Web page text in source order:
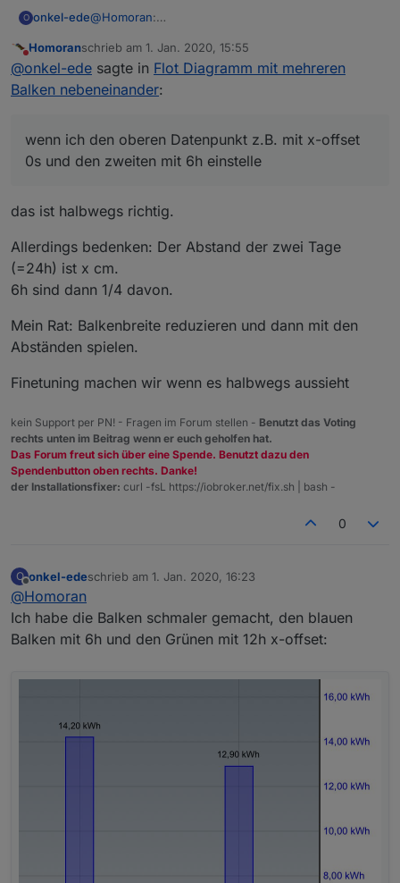
O onkel-ede@Homoran:
0s und den zweiten mit 6h einstelle, sieht es so aus
(in meinem vorherigen Post stehen beide auf 6h):
Nicht stören
Homoranschrieb am 1. Jan. 2020, 15:55
zuletzt editiert von
@onkel-ede sagte in Flot Diagramm mit mehreren
Balken nebeneinander:
wenn ich den oberen Datenpunkt z.B. mit x-offset
0s und den zweiten mit 6h einstelle
das ist halbwegs richtig.
Allerdings bedenken: Der Abstand der zwei Tage
(=24h) ist x cm.
6h sind dann 1/4 davon.
Mein Rat: Balkenbreite reduzieren und dann mit den
Abständen spielen.
Finetuning machen wir wenn es halbwegs aussieht
kein Support per PN! - Fragen im Forum stellen - Benutzt das Voting
rechts unten im Beitrag wenn er euch geholfen hat.
Das Forum freut sich über eine Spende. Benutzt dazu den
Spendenbutton oben rechts. Danke!
der Installationsfixer: curl -fsL https://iobroker.net/fix.sh | bash -
0
O
Offline
onkel-edeschrieb am 1. Jan. 2020, 16:23
zuletzt editiert von
@Homoran
Ich habe die Balken schmaler gemacht, den blauen
Balken mit 6h und den Grünen mit 12h x-offset: